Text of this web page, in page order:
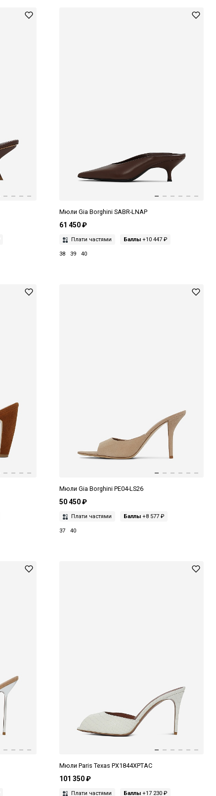
Мюли Gia Borghini SABR-LNAP
61 450 ₽
Плати частями Баллы+10 447 ₽
38 39 40
Мюли Gia Borghini PE04-LS26
50 450 ₽
Плати частями Баллы+8 577 ₽
37 40
Мюли Paris Texas PX1844XPTAC
101 350 ₽
Плати частями Баллы+17 230 ₽